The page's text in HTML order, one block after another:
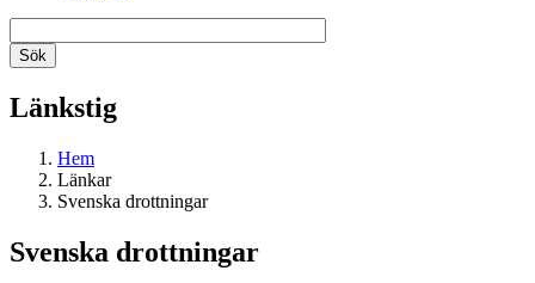
Länkstig
Hem
Länkar
Svenska drottningar
Svenska drottningar